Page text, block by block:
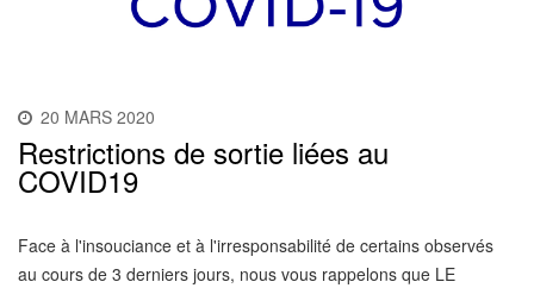
20 MARS 2020
Restrictions de sortie liées au
COVID19
Face à l'insouciance et à l'irresponsabilité de certains observés
au cours de 3 derniers jours, nous vous rappelons que LE